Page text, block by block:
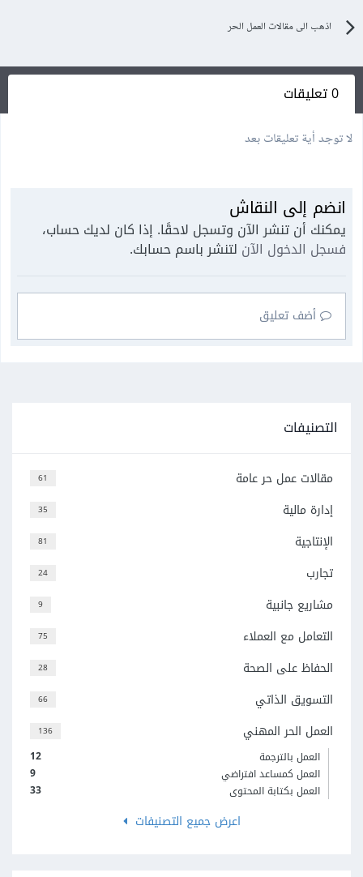
اذهب الى مقالات العمل الحر
0 تعليقات
لا توجد أية تعليقات بعد
انضم إلى النقاش
يمكنك أن تنشر الآن وتسجل لاحقًا. إذا كان لديك حساب،
فسجل الدخول الآن لتنشر باسم حسابك.
أضف تعليق
التصنيفات
61 مقالات عمل حر عامة
35 إدارة مالية
81 الإنتاجية
24 تجارب
9 مشاريع جانبية
75 التعامل مع العملاء
28 الحفاظ على الصحة
66 التسويق الذاتي
136 العمل الحر المهني
12
العمل بالترجمة
9
العمل كمساعد افتراضي
33
العمل بكتابة المحتوى
اعرض جميع التصنيفات